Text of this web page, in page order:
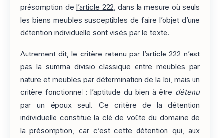
présomption de l’article 222, dans la mesure où seuls
les biens meubles susceptibles de faire l’objet d’une
détention individuelle sont visés par le texte.
Autrement dit, le critère retenu par l’article 222 n’est
pas la summa divisio classique entre meubles par
nature et meubles par détermination de la loi, mais un
critère fonctionnel : l’aptitude du bien à être détenu
par un époux seul. Ce critère de la détention
individuelle constitue la clé de voûte du domaine de
la présomption, car c’est cette détention qui, aux